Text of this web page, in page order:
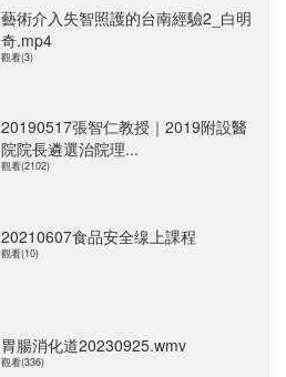
藝術介入失智照護的台南經驗2_白明
奇.mp4
觀看(3)
20190517張智仁教授｜2019附設醫
院院長遴選治院理...
觀看(2102)
20210607食品安全缐上課程
觀看(10)
胃腸消化道20230925.wmv
觀看(336)